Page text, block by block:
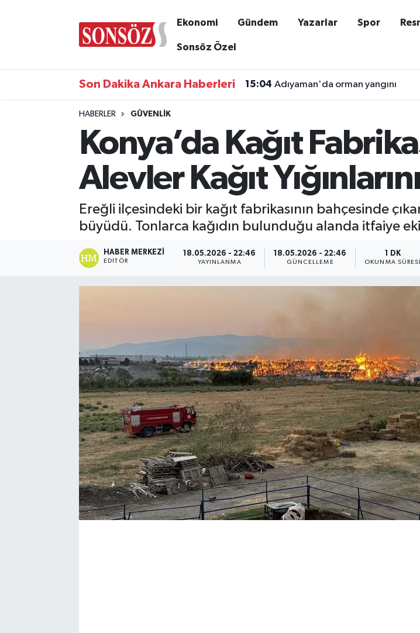
Ekonomi Gündem Yazarlar Spor
Sonsöz Özel
Son Dakika Ankara Haberleri 15:04 Adıyaman'da orman yangını
HABERLER GÜVENLIK
Konya’da Kağıt
Alevler Kağıt
Ereğli ilçesindeki bir kağıt fabrikasının bahçesinde
büyüdü. Tonlarca kağıdın bulunduğu alanda itfaiye
HABER MERKEZI
EDITÖR
18.05.2026 - 22:46
YAYINLANMA
18.05.2026 - 22:46
GÜNCELLEME
1 DK
OKUNMA SÜRESI
İlçe Haberleri
Kültür & Sanat
Ankara Nöbetçi Eczaneler
Ankara Trafik Yoğunluk Haritası
Süper Lig Puan Durumu ve Fikstür
Son Dakika Haberleri
Haber Arşivi